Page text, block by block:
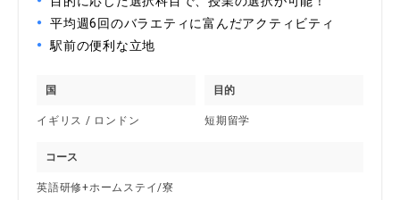
平均週6回のバラエティに富んだアクティビティ
駅前の便利な立地
国
イギリス / ロンドン
目的
短期留学
コース
英語研修+ホームステイ/寮